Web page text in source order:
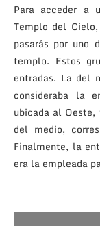
Para acceder a
Templo del
pasarás por uno
templo. Estos
entradas. La del
consideraba la
ubicada al
del medio,
Finalmente, la
era la empleada